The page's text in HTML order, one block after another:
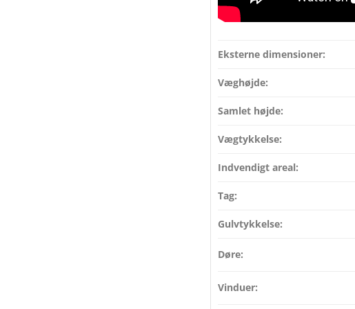
Eksterne dimensioner:
Væghøjde:
Samlet højde:
Vægtykkelse:
Indvendigt areal:
Tag:
Gulvtykkelse:
Døre:
Vinduer: